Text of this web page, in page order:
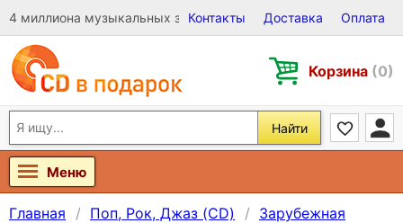
4 миллиона музыкальных записей на Виниле, CD и DVD
Контакты Доставка Оплата
Корзина (0)
Найти
Меню
Главная Поп, Рок, Джаз (CD)
Зарубежная